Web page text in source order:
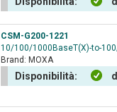
CSM-G200-1221
10/100/1000BaseT(X)-to-
Brand: MOXA
Disponibilità: